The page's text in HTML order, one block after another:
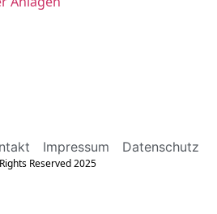
Impressum Datenschutz
Reserved 2025